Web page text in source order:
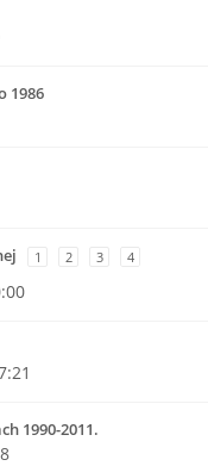
1986
1 2 3 4
1990-2011.